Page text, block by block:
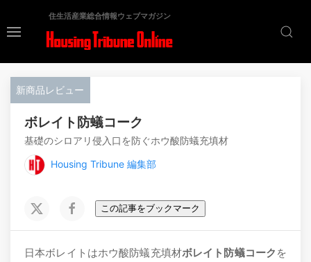
住生活産業総合情報ウェブマガジン
新商品レビュー
ボレイト防蟻コーク
基礎のシロアリ侵入口を防ぐホウ酸防蟻充填材
Housing Tribune 編集部
この記事をブックマーク
日本ボレイトはホウ酸防蟻充填材ボレイト防蟻コーク を